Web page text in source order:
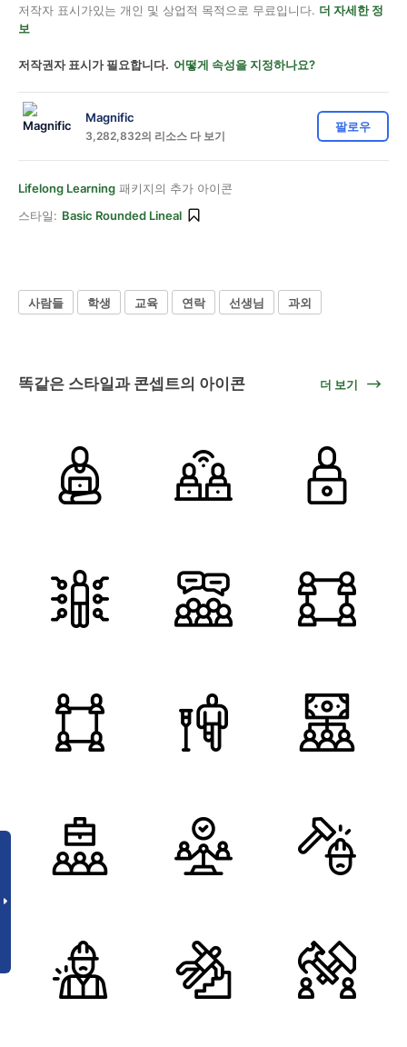
저작자 표시가있는 개인 및 상업적 목적으로 무료입니다. 더 자세한 정
보
저작권자 표시가 필요합니다. 어떻게 속성을 지정하나요?
Magnific
3,282,832의 리소스 다 보기
팔로우
Lifelong Learning 패키지의 추가 아이콘
스타일: Basic Rounded Lineal
사람들 학생 교육 연락 선생님 과외
똑같은 스타일과 콘셉트의 아이콘 더 보기